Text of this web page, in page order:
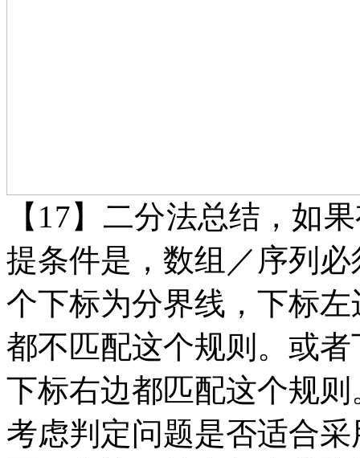
【 17】二分法总结， 如
提条件是，数组／序列
个下标为分界线，下标
都不匹配这个规则。或
下标右边都匹配这个规
考虑判定问题是否适合